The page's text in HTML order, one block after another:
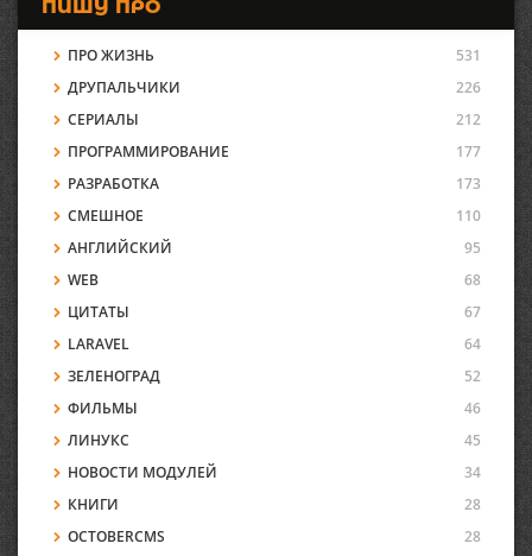
ПИШУ ПРО
ПРО ЖИЗНЬ
531
ДРУПАЛЬЧИКИ
226
СЕРИАЛЫ
212
ПРОГРАММИРОВАНИЕ
177
РАЗРАБОТКА
173
СМЕШНОЕ
110
АНГЛИЙСКИЙ
95
WEB
68
ЦИТАТЫ
67
LARAVEL
64
ЗЕЛЕНОГРАД
52
ФИЛЬМЫ
46
ЛИНУКС
45
НОВОСТИ МОДУЛЕЙ
34
КНИГИ
28
OCTOBERCMS
28